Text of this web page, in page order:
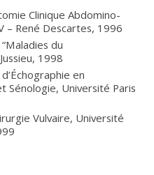
Clinique Abdomino-
– René Descartes, 1996
du
1998
en
Sénologie, Université Paris
Vulvaire, Université